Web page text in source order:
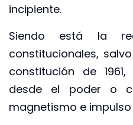
incipiente.
Siendo está la
constitucionales,
constitución de
desde el poder o
magnetismo e